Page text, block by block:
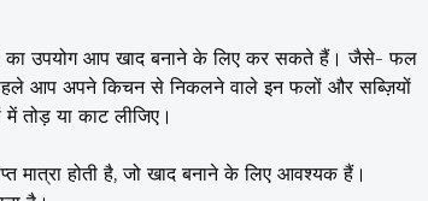
उपयोग आप खाद बनाने के लिए कर सकते हैं। जैसे- फल
आप अपने किचन से निकलने वाले इन फलों और सब्ज़ियों
तोड़ या काट लीजिए।
मात्रा होती है, जो खाद बनाने के लिए आवश्यक हैं।